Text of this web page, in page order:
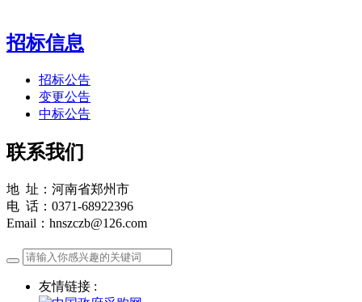
招标信息
招标公告
变更公告
中标公告
联系我们
地 址：河南省郑州市
电 话：0371-68922396
Email：hnszczb@126.com
友情链接 :